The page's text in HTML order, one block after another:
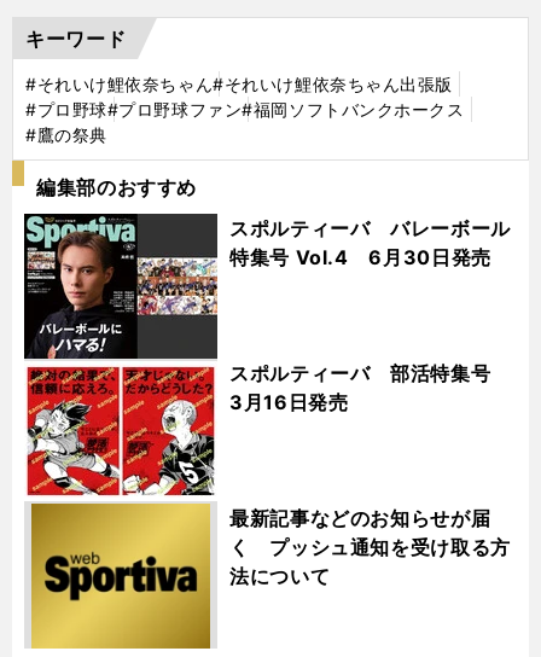
キーワード
#それいけ鯉依奈ちゃん#それいけ鯉依奈ちゃん出張版
#プロ野球#プロ野球ファン#福岡ソフトバンクホークス
#鷹の祭典
編集部のおすすめ
スポルティーバ バレーボール
特集号 Vol.4 6月30日発売
スポルティーバ 部活特集号
3月16日発売
最新記事などのお知らせが届
く プッシュ通知を受け取る方
法について